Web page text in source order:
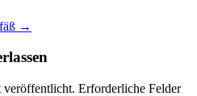
→
Erforderliche Felder